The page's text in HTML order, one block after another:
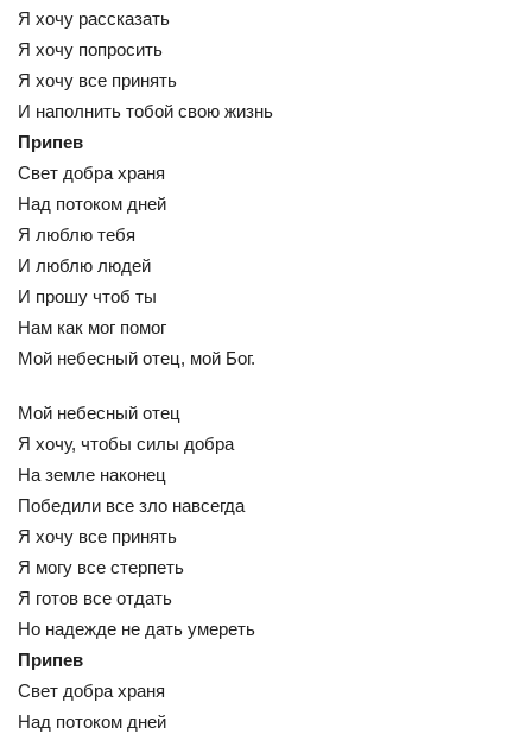
Я хочу рассказать
Я хочу попросить
Я хочу все принять
И наполнить тобой свою жизнь
Припев
Свет добра храня
Над потоком дней
Я люблю тебя
И люблю людей
И прошу чтоб ты
Нам как мог помог
Мой небесный отец, мой Бог.
Мой небесный отец
Я хочу, чтобы силы добра
На земле наконец
Победили все зло навсегда
Я хочу все принять
Я могу все стерпеть
Я готов все отдать
Но надежде не дать умереть
Припев
Свет добра храня
Над потоком дней